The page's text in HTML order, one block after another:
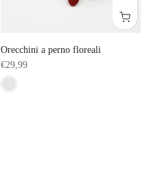
Orecchini a perno floreali
€29,99